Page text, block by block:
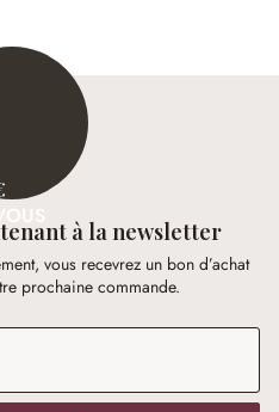
à la newsletter
vous recevrez un bon d’achat
prochaine commande.